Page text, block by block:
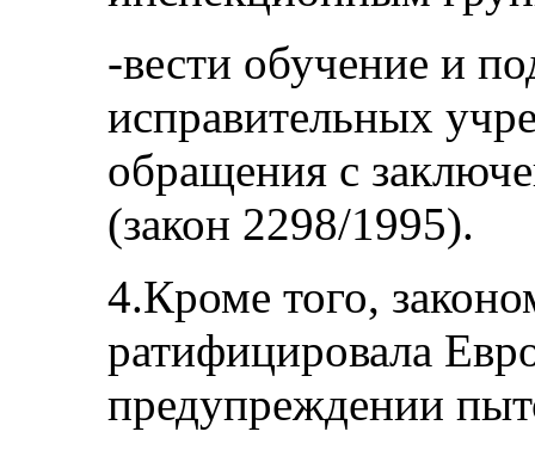
-вести обучение и
исправительных
обращения с
(закон 2298/1995).
4.Кроме того,
ратифицировала
предупреждении